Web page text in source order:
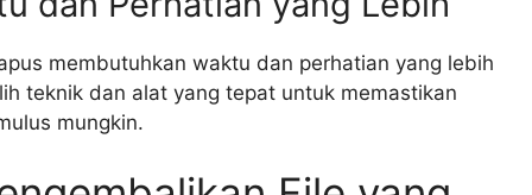
membutuhkan waktu dan perhatian yang lebih
teknik dan alat yang tepat untuk memastikan
mungkin.